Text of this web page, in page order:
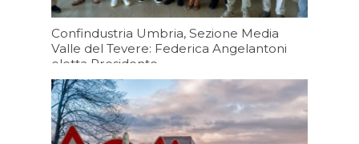
Confindustria Umbria, Sezione Media
Valle del Tevere: Federica Angelantoni
eletta Presidente
Oggi 19:20